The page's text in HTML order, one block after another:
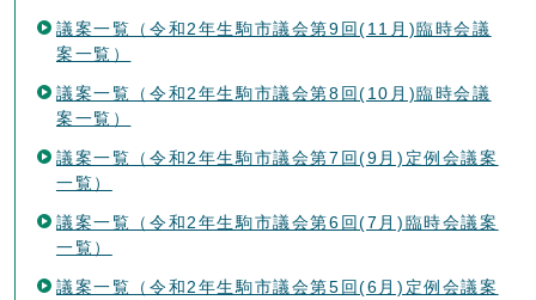
議案一覧（令和2年生駒市議会第9回(11月)臨時会議
案一覧）
議案一覧（令和2年生駒市議会第8回(10月)臨時会議
案一覧）
議案一覧（令和2年生駒市議会第7回(9月)定例会議案
一覧）
議案一覧（令和2年生駒市議会第6回(7月)臨時会議案
一覧）
議案一覧（令和2年生駒市議会第5回(6月)定例会議案